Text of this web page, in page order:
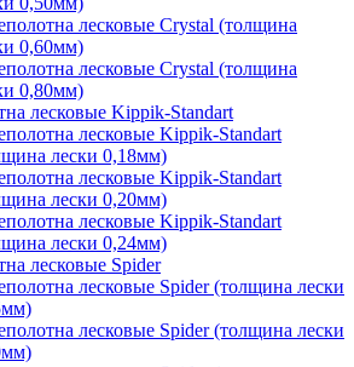
лесковые Crystal (толщина
0,60мм)
лесковые Crystal (толщина
0,80мм)
лесковые Kippik-Standart
лесковые Kippik-Standart
лески 0,18мм)
лесковые Kippik-Standart
лески 0,20мм)
лесковые Kippik-Standart
лески 0,24мм)
лесковые Spider
лесковые Spider (толщина лески
лесковые Spider (толщина лески